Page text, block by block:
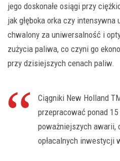
jego doskonałe osiągi przy
jak głęboka orka czy
chwalony za uniwersalność i
zużycia paliwa, co czyni go
przy dzisiejszych cenach paliw.
Ciągniki New Holland
przepracować ponad
poważniejszych awarii,
opłacalnych inwestycji